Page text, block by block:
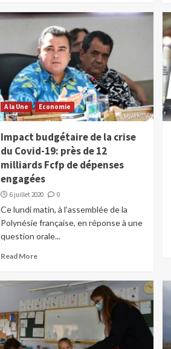
A la Une Economie
Impact budgétaire de la crise
du Covid-19: près de 12
milliards Fcfp de dépenses
engagées
6 juillet 2020 0
Ce lundi matin, à l’assemblée de la
Polynésie française, en réponse à une
question orale...
Read More